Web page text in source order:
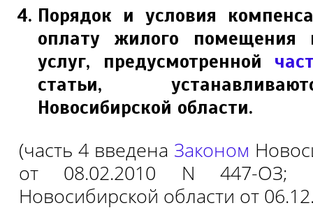
Порядок и условия
оплату жилого помещения
услуг, предусмотренной
статьи,
Новосибирской области.
(часть 4 введена Законом
от 08.02.2010 N 447-
Новосибирской области от